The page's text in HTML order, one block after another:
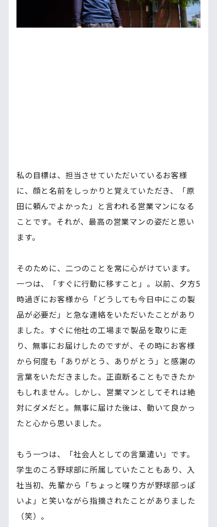
私の目標は、担当させていただいているお客様
に、顔と名前をしっかりと覚えていただき、「原
田に頼んでよかった」と言われる営業マンになる
ことです。それが、最高の営業マンの姿だと思い
ます。
そのために、二つのことを常に心がけています。
一つは、「すぐに行動に移すこと」。以前、夕方5
時過ぎにお客様から「どうしても今日中にこの製
品が必要だ」と急な連絡をいただいたことがあり
ました。すぐに他社の工場まで製品を取りに走
り、無事にお届けしたのですが、その時にお客様
から何度も「ありがとう、ありがとう」と感謝の
言葉をいただきました。正直断ることもできたか
もしれません。しかし、営業マンとしてそれは絶
対にダメだと。無事に届けた後は、動いて良かっ
たと心から思いました。
もう一つは、「社会人としての言葉遣い」です。
学生のころ野球部に所属していたこともあり、入
社当初、先輩から「ちょっと喋り方が野球部っぽ
いよ」と笑いながら指摘されたことがありました
（笑）。